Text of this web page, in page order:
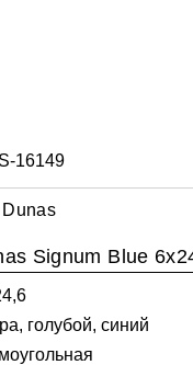
S-16149
Signum Blue
голубой, синий